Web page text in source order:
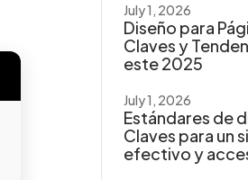
July 1, 2026
Diseño para
Claves y
este 2025
July 1, 2026
Estándares de
Claves para un
efectivo y